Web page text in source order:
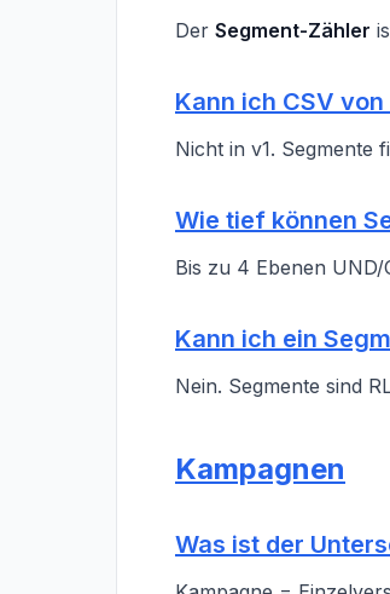
Der Segment-Zähler
Kann ich CSV
Nicht in v1. Segmente
Wie tief können
Bis zu 4 Ebenen UND/
Kann ich ein
Nein. Segmente sind
Kampagnen
Was ist der